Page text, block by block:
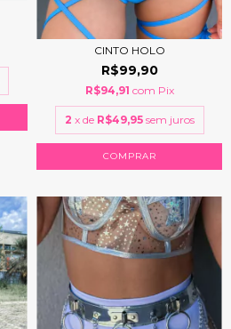
CINTO HOLO
R$99,90
R$94,91 com Pix
2 x de R$49,95 sem juros
COMPRAR